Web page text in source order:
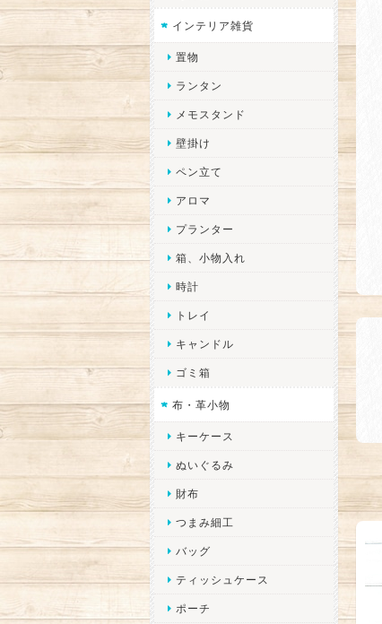
インテリア雑貨
置物
ランタン
メモスタンド
壁掛け
ペン立て
アロマ
プランター
箱、小物入れ
時計
トレイ
キャンドル
ゴミ箱
布・革小物
キーケース
ぬいぐるみ
財布
つまみ細工
バッグ
ティッシュケース
ポーチ